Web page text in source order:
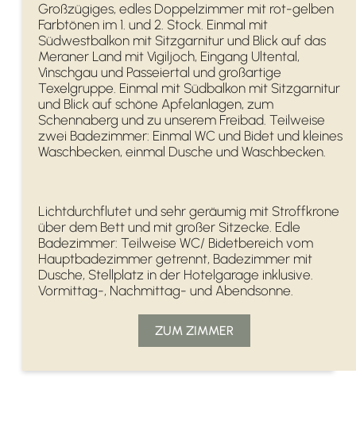
Großzügiges, edles Doppelzimmer mit rot-gelben
Farbtönen im 1. und 2. Stock. Einmal mit
Südwestbalkon mit Sitzgarnitur und Blick auf das
Meraner Land mit Vigiljoch, Eingang Ultental,
Vinschgau und Passeiertal und großartige
Texelgruppe. Einmal mit Südbalkon mit Sitzgarnitur
und Blick auf schöne Apfelanlagen, zum
Schennaberg und zu unserem Freibad. Teilweise
zwei Badezimmer: Einmal WC und Bidet und kleines
Waschbecken, einmal Dusche und Waschbecken.
Lichtdurchflutet und sehr geräumig mit Stroffkrone
über dem Bett und mit großer Sitzecke. Edle
Badezimmer: Teilweise WC/ Bidetbereich vom
Hauptbadezimmer getrennt, Badezimmer mit
Dusche, Stellplatz in der Hotelgarage inklusive.
Vormittag-, Nachmittag- und Abendsonne.
ZUM ZIMMER